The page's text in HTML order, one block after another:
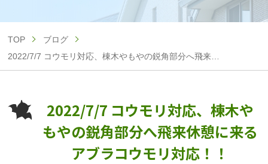
TOP
ブログ
2022/7/7 コウモリ対応、棟木やもやの鋭角部分へ飛来…
2022/7/7 コウモリ対応、棟木や
もやの鋭角部分へ飛来休憩に来る
アブラコウモリ対応！！